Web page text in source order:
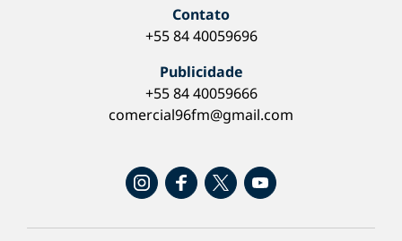
Contato
+55 84 40059696
Publicidade
+55 84 40059666
comercial96fm@gmail.com